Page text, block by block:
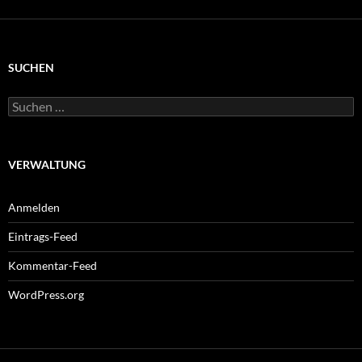
SUCHEN
Suchen
nach:
VERWALTUNG
Anmelden
Eintrags-Feed
Kommentar-Feed
WordPress.org